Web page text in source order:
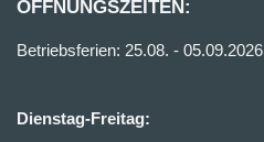
ÖFFNUNGSZEITEN:
Betriebsferien: 25.08. - 05.09.2026
Dienstag-Freitag: